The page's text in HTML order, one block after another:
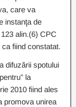
care va
instanţa de
alin.(6) CPC
fiind constatat.
difuzării spotului
la
2010 fiind ales
promova unirea